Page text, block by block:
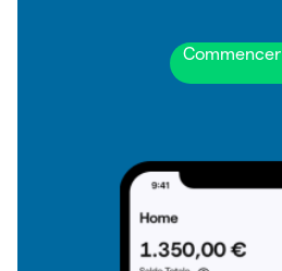
Commencer